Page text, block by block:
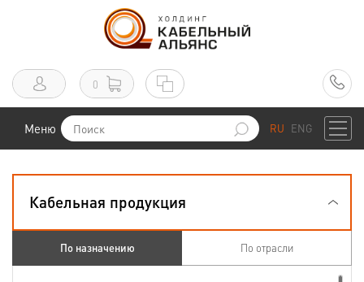
0
Меню RU ENG
Кабельная продукция
По назначению По отрасли